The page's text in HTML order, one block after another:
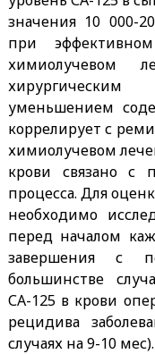
значения 10 000-
при
химиолучевом
уменьшением
коррелирует с
химиолучевом
крови связано с
процесса. Для
необходимо
перед началом
завершения с
большинстве
СА-125 в крови
рецидива
случаях на 9-10 мес).